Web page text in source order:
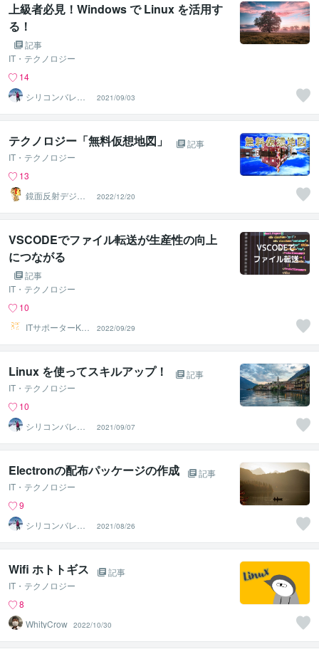
上級者必見！Windows で Linux を活用す
る！
記事
IT・テクノロジー
14
シリコンバレー
スーパーウエア
2021/09/03
テクノロジー「無料仮想地図」
記事
IT・テクノロジー
13
鏡面反射デジタ
ルアート製作所
（鈴木穣）
2022/12/20
VSCODEでファイル転送が生産性の向上
につながる
記事
IT・テクノロジー
10
ITサポーターKU
MA222
2022/09/29
Linux を使ってスキルアップ！
記事
IT・テクノロジー
10
シリコンバレー
スーパーウエア
2021/09/07
Electronの配布パッケージの作成
記事
IT・テクノロジー
9
シリコンバレー
スーパーウエア
2021/08/26
Wifi ホトトギス
記事
IT・テクノロジー
8
WhityCrow 2022/10/30